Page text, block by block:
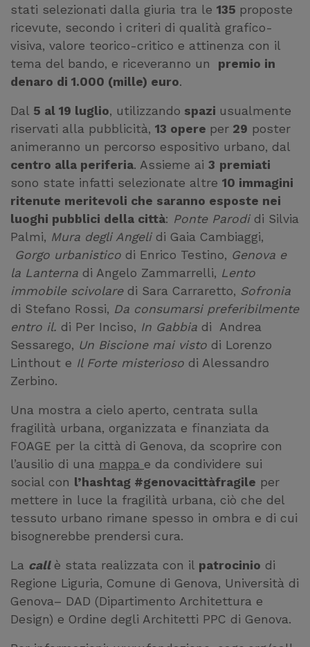
stati selezionati dalla giuria tra le 135 proposte
ricevute, secondo i criteri di qualità grafico-
visiva, valore teorico-critico e attinenza con il
tema del bando, e riceveranno un
premio in
denaro di 1.000 (mille) euro.
Dal 5 al 19 luglio, utilizzando spazi usualmente
riservati alla pubblicità, 13 opere per 29 poster
animeranno un percorso espositivo urbano, dal
centro alla periferia. Assieme ai 3 premiati
sono state infatti selezionate altre 10 immagini
ritenute meritevoli che saranno esposte nei
luoghi pubblici della città: Ponte Parodidi Silvia
Palmi, Mura degli Angelidi Gaia Cambiaggi,
Gorgo urbanistico di Enrico Testino, Genova e
la Lanterna di Angelo Zammarrelli, Lento
immobile scivolaredi Sara Carraretto, Sofronia
di Stefano Rossi, Da consumarsi preferibilmente
entro il. di Per Inciso, In Gabbia di Andrea
Sessarego, Un Biscione mai visto di Lorenzo
Linthout e Il Forte misterioso di Alessandro
Zerbino.
Una mostra a cielo aperto, centrata sulla
fragilità urbana, organizzata e finanziata da
FOAGE per la città di Genova, da scoprire con
l’ausilio di una mappa e da condividere sui
social con l’hashtag #genovacittàfragile per
mettere in luce la fragilità urbana, ciò che del
tessuto urbano rimane spesso in ombra e di cui
bisognerebbe prendersi cura.
La call è stata realizzata con il patrocinio di
Regione Liguria, Comune di Genova, Università di
Genova– DAD (Dipartimento Architettura e
Design) e Ordine degli Architetti PPC di Genova.